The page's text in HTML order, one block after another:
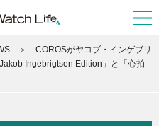
COROSがヤコブ・インゲブリ
Ingebrigtsen Edition」と「心拍